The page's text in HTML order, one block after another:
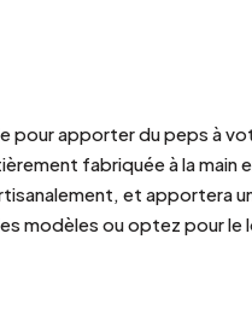
apporter du peps à
fabriquée à la main
et apportera
modèles ou optez pour le